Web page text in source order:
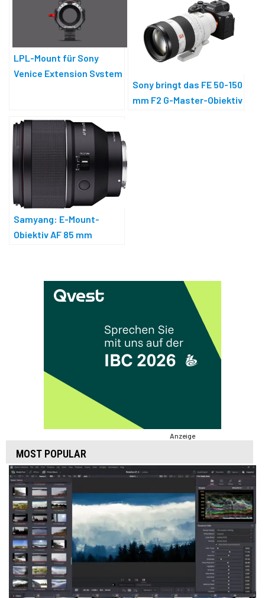
LPL-Mount für Sony
Venice Extension System
Sony bringt das FE 50-150
mm F2 G-Master-Objektiv
Samyang: E-Mount-
Objektiv AF 85 mm
Anzeige
MOST POPULAR